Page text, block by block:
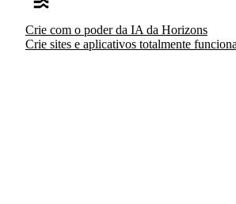
Crie com o poder da IA da Horizons
Crie sites e aplicativos totalmente